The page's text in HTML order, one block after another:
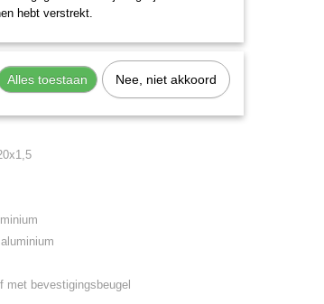
met bevestigingsbeugel
hebt verstrekt.
Alles toestaan Nee, niet akkoord